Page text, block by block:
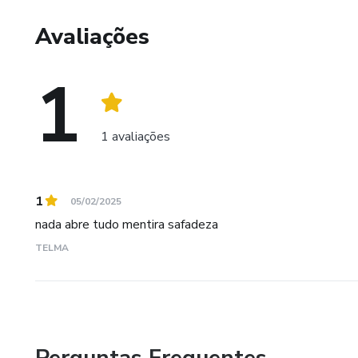
Avaliações
1 1 avaliações
1 05/02/2025
nada abre tudo mentira safadeza
TELMA